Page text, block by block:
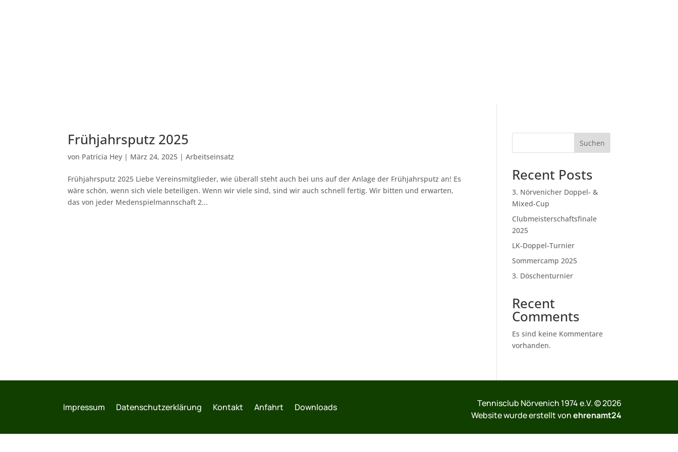
Frühjahrsputz 2025
von Patricia Hey | März 24, 2025 |Arbeitseinsatz
Frühjahrsputz 2025 Liebe Vereinsmitglieder, wie überall steht auch bei uns auf der Anlage der Frühjahrsputz an! Es
wäre schön, wenn sich viele beteiligen. Wenn wir viele sind, sind wir auch schnell fertig. Wir bitten und erwarten,
das von jeder Medenspielmannschaft 2...
Suchen
Recent Posts
3. Nörvenicher Doppel- &
Mixed-Cup
Clubmeisterschaftsfinale
2025
LK-Doppel-Turnier
Sommercamp 2025
3. Döschenturnier
Recent
Comments
Es sind keine Kommentare
vorhanden.
Impressum Datenschutzerklärung Kontakt Anfahrt Downloads
Tennisclub Nörvenich 1974 e.V. © 2026
Website wurde erstellt vonehrenamt24